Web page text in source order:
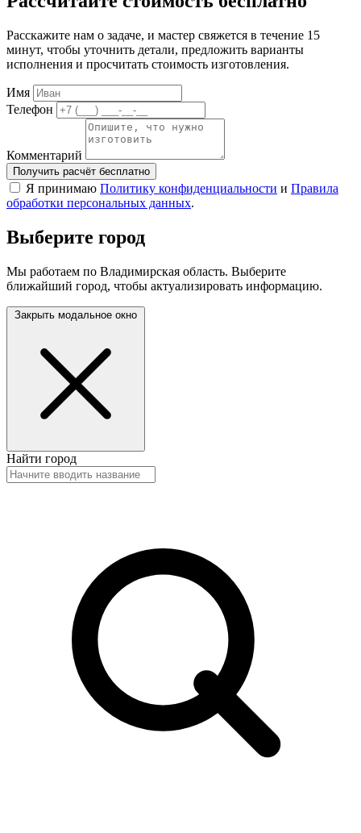
Расскажите нам о задаче, и мастер свяжется в течение 15
минут, чтобы уточнить детали, предложить варианты
исполнения и просчитать стоимость изготовления.
Имя
Телефон
Комментарий
Получить расчёт бесплатно
Я принимаю Политику конфиденциальности и Правила
обработки персональных данных.
Выберите город
Мы работаем по Владимирская область. Выберите
ближайший город, чтобы актуализировать информацию.
Закрыть модальное окно
Найти город